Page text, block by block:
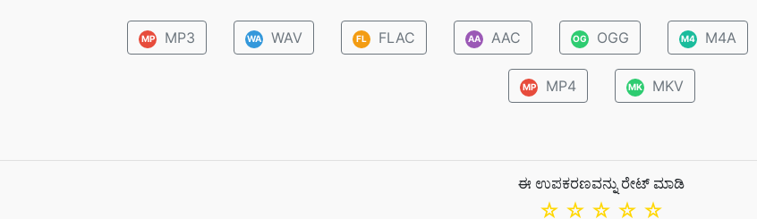
MP MP3 WA WAV FL FLAC AA AAC OG OGG M4 M4A
MP MP4 MK MKV
ಈ ಉಪಕರಣವನ್ನು ರೇಟ್ ಮಾಡಿ
☆
☆
☆
☆
☆